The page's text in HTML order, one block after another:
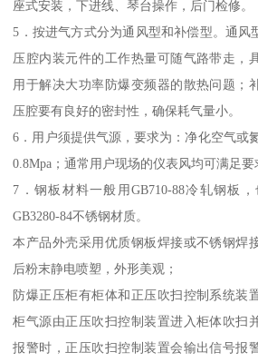
座式安装，下进线、琴台操作，后门检修。
5．按进气方式分为通风型和补偿型。通风
压腔内装元件的工作热量可随气路带走，
用于解决大功率防爆变频器的散热问题；
压腔要有良好的密封性，确保耗气量小。
6．用户须提供气源，要求为：净化空气或
0.8Mpa；通常用户现场的仪表风均可满足要
7．钢板材料一般用GB710-88冷轧钢板
GB3280-84不锈钢材质。
本产品外壳采用优质钢板焊接或不锈钢焊
后粉末静电喷塑，外形美观；
防爆正压柜有柜体和正压吹扫控制系统装
柜气源由正压吹扫控制装置进入柜体吹扫
报警时，正压吹扫控制装置会输出信号报